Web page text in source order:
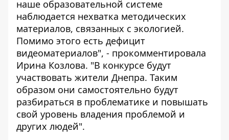
наше образовательной системе
наблюдается нехватка методических
материалов, связанных с экологией.
Помимо этого есть дефицит
видеоматериалов", - прокомментировала
Ирина Козлова. "В конкурсе будут
участвовать жители Днепра. Таким
образом они самостоятельно будут
разбираться в проблематике и повышать
свой уровень владения проблемой и
других людей".